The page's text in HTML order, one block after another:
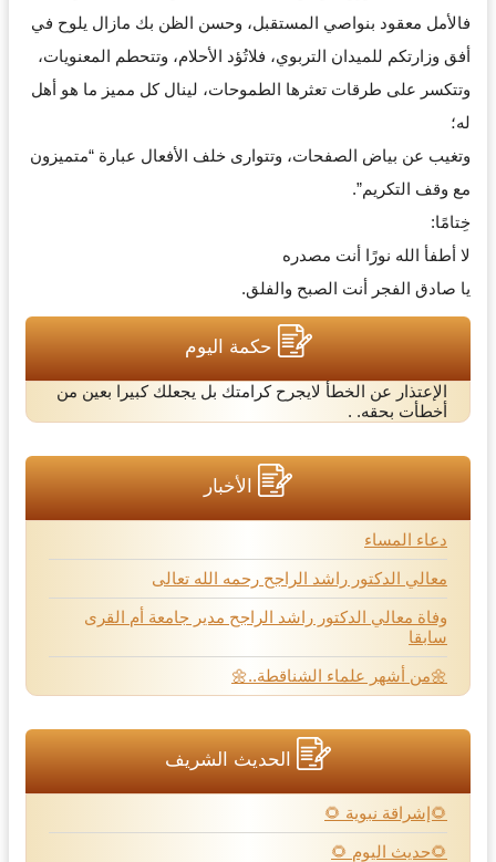
فالأمل معقود بنواصي المستقبل، وحسن الظن بك مازال يلوح في
أفق وزارتكم للميدان التربوي، فلاتُؤد الأحلام، وتتحطم المعنويات،
وتتكسر على طرقات تعثرها الطموحات، لينال كل مميز ما هو أهل
له؛
وتغيب عن بياض الصفحات، وتتوارى خلف الأفعال عبارة “متميزون
مع وقف التكريم”.
خِتامًا:
لا أطفأ الله نورًا أنت مصدره
يا صادق الفجر أنت الصبح والفلق.
حكمة اليوم
الإعتذار عن الخطأ لايجرح كرامتك بل يجعلك كبيرا بعين من
أخطأت بحقه. .
الأخبار
دعاء المساء
معالي الدكتور راشد الراجح رحمه الله تعالى
وفاة معالي الدكتور راشد الراجح مدير جامعة أم القرى
سابقا
🌼من أشهر علماء الشناقطة..🌼
الحديث الشريف
🌻إشراقة نبوية 🌻
🌻حديث اليوم 🌻